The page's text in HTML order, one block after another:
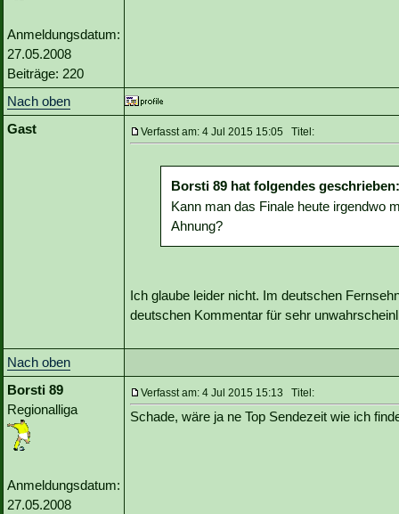
Anmeldungsdatum:
27.05.2008
Beiträge: 220
Nach oben
Gast
Verfasst am: 4 Jul 2015 15:05 Titel:
Borsti 89 hat folgendes geschrieben:
Kann man das Finale heute irgendwo
Ahnung?
Ich glaube leider nicht. Im deutschen
deutschen Kommentar für sehr
Nach oben
Borsti 89
Regionalliga
Anmeldungsdatum:
27.05.2008
Verfasst am: 4 Jul 2015 15:13 Titel:
Schade, wäre ja ne Top Sendezeit wie ich